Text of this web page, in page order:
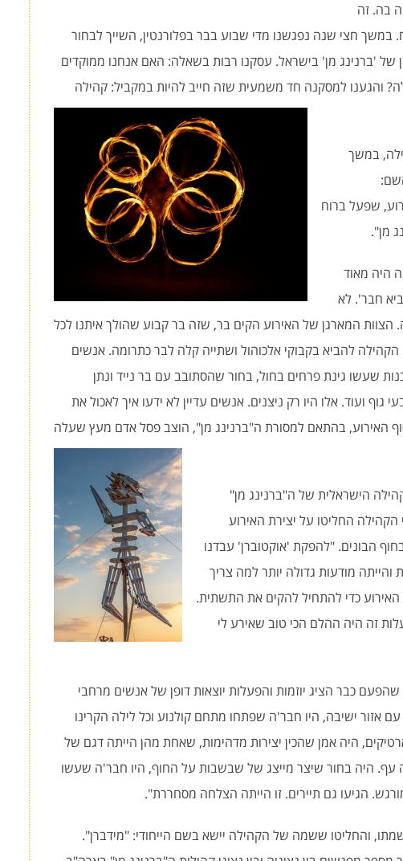
בה. זה
חצי שנה נפגשנו מדי שבוע בבר בפלורנטין, השייך לבחור
של 'ברנינג מן' בישראל. עסקנו רבות בשאלה: האם אנחנו ממוקדים
והגענו למסקנה חד משמעית שזה חייב להיות במקביל: קהילה
במשך
באירוע, שפעל ברוח
מן".
כשהגיעו כ- 400 איש זה היה מאוד
חבר'. לא
הצוות המארגן של האירוע הקים בר, שזה בר קבוע שהולך איתנו לכל
להביא בקבוקי אלכוהול ושתייה קלה לבר כתרומה. אנשים
בנות שעשו גינת פרחים בחול, בחור שהסתובב עם בר נייד ונתן
ועוד. אלו היו רק ניצנים. אנשים עדיין לא ידעו איך לאכול את
האירוע, בהתאם למסורת ה"ברנינג מן", הוצב פסל אדם מעץ שעלה
הישראלית של ה"ברנינג מן"
החליטו על יצירת האירוע
הבונים. "להפקת 'אוקטוברן' עבדנו
מודעות גדולה יותר למה צריך
כדי להתחיל להקים את התשתית.
זה היה ההלם הכי טוב שאירע לי
שהפעם כבר הציג יוזמות והפעלות יוצאות דופן של אנשים מרחבי
אזור ישיבה, היו חבר'ה שפתחו מתחם קולנוע וכל לילה הקרינו
היה אמן שהכין יצירות מדהימות, שאחת מהן הייתה דגם של
עף. היה בחור שיצר מייצג של שבשבות על החוף, היו חבר'ה שעשו
הגיעו גם תיירים. זו הייתה הצלחה מסחררת".
והחליטו ששמה של הקהילה יישא בשם הייחודי: "מידברן".